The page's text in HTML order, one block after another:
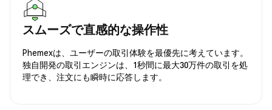
スムーズで直感的な操作性
Phemexは、ユーザーの取引体験を最優先に考えています。
独自開発の取引エンジンは、1秒間に最大30万件の取引を処
理でき、注文にも瞬時に応答します。